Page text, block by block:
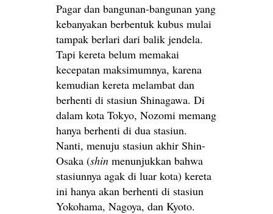
Pagar dan bangunan-bangunan yang
kebanyakan berbentuk kubus mulai
tampak berlari dari balik jendela.
Tapi kereta belum memakai
kecepatan maksimumnya, karena
kemudian kereta melambat dan
berhenti di stasiun Shinagawa. Di
dalam kota Tokyo, Nozomi memang
hanya berhenti di dua stasiun.
Nanti, menuju stasiun akhir Shin-
Osaka (shin menunjukkan bahwa
stasiunnya agak di luar kota) kereta
ini hanya akan berhenti di stasiun
Yokohama, Nagoya, dan Kyoto.